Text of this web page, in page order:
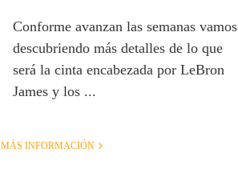
Conforme avanzan las semanas vamos
descubriendo más detalles de lo que
será la cinta encabezada por LeBron
James y los ...
MÁS INFORMACIÓN